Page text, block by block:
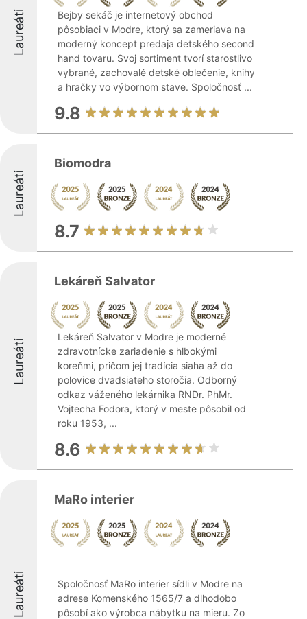
Laureáti
Bejby sekáč je internetový obchod
pôsobiaci v Modre, ktorý sa zameriava na
moderný koncept predaja detského second
hand tovaru. Svoj sortiment tvorí starostlivo
vybrané, zachovalé detské oblečenie, knihy
a hračky vo výbornom stave. Spoločnosť ...
9.8
Laureáti
Biomodra
8.7
Laureáti
Lekáreň Salvator
Lekáreň Salvator v Modre je moderné
zdravotnícke zariadenie s hlbokými
koreňmi, pričom jej tradícia siaha až do
polovice dvadsiateho storočia. Odborný
odkaz váženého lekárnika RNDr. PhMr.
Vojtecha Fodora, ktorý v meste pôsobil od
roku 1953, ...
8.6
Laureáti
MaRo interier
Spoločnosť MaRo interier sídli v Modre na
adrese Komenského 1565/7 a dlhodobo
pôsobí ako výrobca nábytku na mieru. Zo